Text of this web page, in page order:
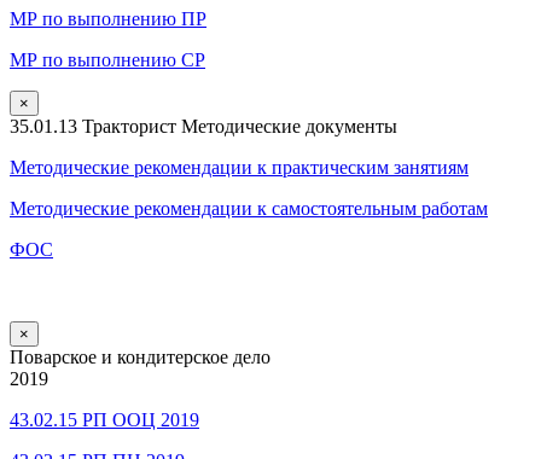
МР по выполнению ПР
МР по выполнению СР
×
35.01.13 Тракторист Методические документы
Методические рекомендации к практическим занятиям
Методические рекомендации к самостоятельным работам
ФОС
×
Поварское и кондитерское дело
2019
43.02.15 РП ООЦ 2019